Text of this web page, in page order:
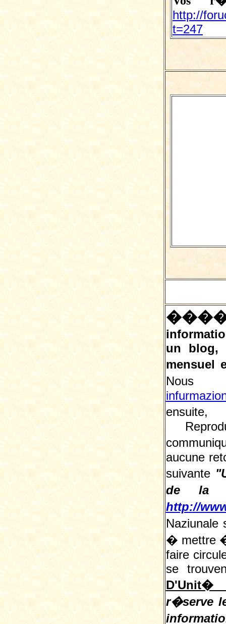
http://
t=247
un blog,
mensuel
Nous
ensuite,
aucune
suivante
de la
http://
� mettre
faire
se
D'Unit�
r�serve